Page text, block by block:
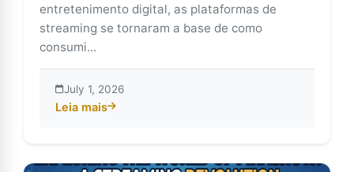
entretenimento digital, as plataformas de
streaming se tornaram a base de como
consumi...
July 1, 2026
Leia mais
about Integração do PikaShow com diferentes